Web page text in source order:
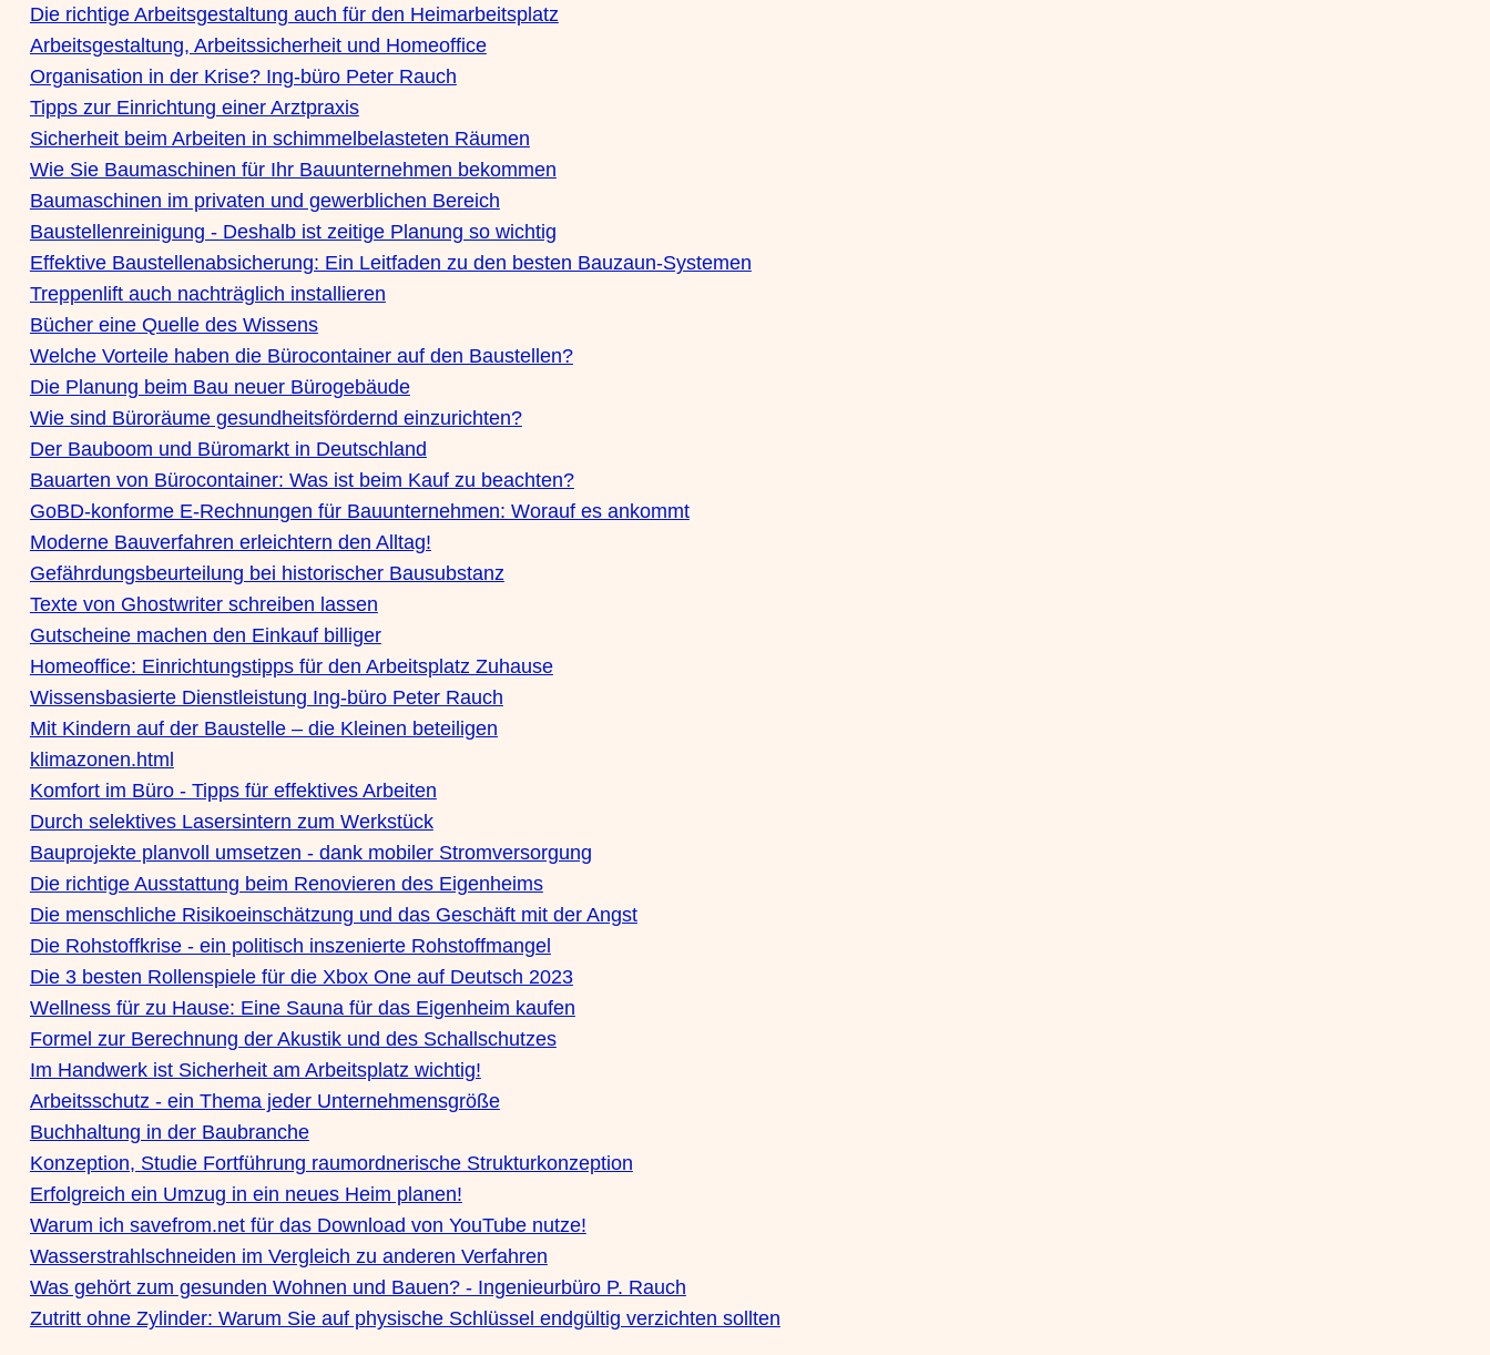
Die richtige Arbeitsgestaltung auch für den Heimarbeitsplatz
Arbeitsgestaltung, Arbeitssicherheit und Homeoffice
Organisation in der Krise? Ing-büro Peter Rauch
Tipps zur Einrichtung einer Arztpraxis
Sicherheit beim Arbeiten in schimmelbelasteten Räumen
Wie Sie Baumaschinen für Ihr Bauunternehmen bekommen
Baumaschinen im privaten und gewerblichen Bereich
Baustellenreinigung - Deshalb ist zeitige Planung so wichtig
Effektive Baustellenabsicherung: Ein Leitfaden zu den besten Bauzaun-Systemen
Treppenlift auch nachträglich installieren
Bücher eine Quelle des Wissens
Welche Vorteile haben die Bürocontainer auf den Baustellen?
Die Planung beim Bau neuer Bürogebäude
Wie sind Büroräume gesundheitsfördernd einzurichten?
Der Bauboom und Büromarkt in Deutschland
Bauarten von Bürocontainer: Was ist beim Kauf zu beachten?
GoBD-konforme E-Rechnungen für Bauunternehmen: Worauf es ankommt
Moderne Bauverfahren erleichtern den Alltag!
Gefährdungsbeurteilung bei historischer Bausubstanz
Texte von Ghostwriter schreiben lassen
Gutscheine machen den Einkauf billiger
Homeoffice: Einrichtungstipps für den Arbeitsplatz Zuhause
Wissensbasierte Dienstleistung Ing-büro Peter Rauch
Mit Kindern auf der Baustelle – die Kleinen beteiligen
klimazonen.html
Komfort im Büro - Tipps für effektives Arbeiten
Durch selektives Lasersintern zum Werkstück
Bauprojekte planvoll umsetzen - dank mobiler Stromversorgung
Die richtige Ausstattung beim Renovieren des Eigenheims
Die menschliche Risikoeinschätzung und das Geschäft mit der Angst
Die Rohstoffkrise - ein politisch inszenierte Rohstoffmangel
Die 3 besten Rollenspiele für die Xbox One auf Deutsch 2023
Wellness für zu Hause: Eine Sauna für das Eigenheim kaufen
Formel zur Berechnung der Akustik und des Schallschutzes
Im Handwerk ist Sicherheit am Arbeitsplatz wichtig!
Arbeitsschutz - ein Thema jeder Unternehmensgröße
Buchhaltung in der Baubranche
Konzeption, Studie Fortführung raumordnerische Strukturkonzeption
Erfolgreich ein Umzug in ein neues Heim planen!
Warum ich savefrom.net für das Download von YouTube nutze!
Wasserstrahlschneiden im Vergleich zu anderen Verfahren
Was gehört zum gesunden Wohnen und Bauen? - Ingenieurbüro P. Rauch
Zutritt ohne Zylinder: Warum Sie auf physische Schlüssel endgültig verzichten sollten